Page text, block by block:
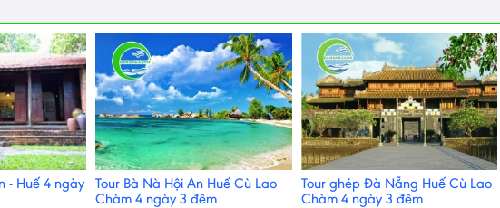
- Huế 4 ngày
Tour Bà Nà Hội An Huế Cù Lao
Chàm 4 ngày 3 đêm
Tour ghép Đà Nẵng Huế Cù Lao
Chàm 4 ngày 3 đêm